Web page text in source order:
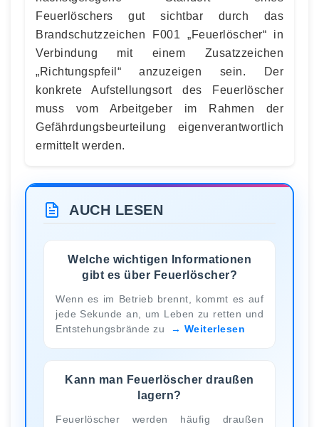
Feuerlöschers gut sichtbar durch das
Brandschutzzeichen F001 „Feuerlöscher“ in
Verbindung mit einem Zusatzzeichen
„Richtungspfeil“ anzuzeigen sein. Der
konkrete Aufstellungsort des Feuerlöscher
muss vom Arbeitgeber im Rahmen der
Gefährdungsbeurteilung eigenverantwortlich
ermittelt werden.
AUCH LESEN
Welche wichtigen Informationen
gibt es über Feuerlöscher?
Wenn es im Betrieb brennt, kommt es auf
jede Sekunde an, um Leben zu retten und
Entstehungsbrände zu
Weiterlesen
Kann man Feuerlöscher draußen
lagern?
Feuerlöscher werden häufig draußen